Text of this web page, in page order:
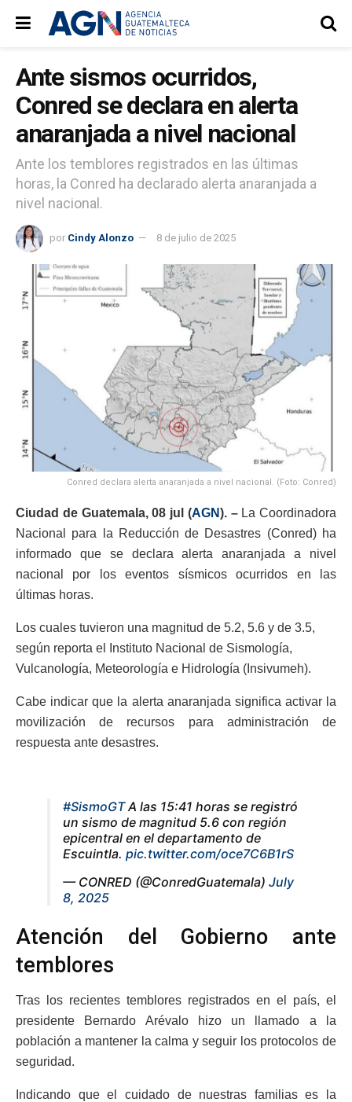
Ante sismos ocurridos,
Conred se declara en alerta
anaranjada a nivel nacional
Ante los temblores registrados en las últimas
horas, la Conred ha declarado alerta anaranjada a
nivel nacional.
por Cindy Alonzo 8 de julio de 2025
Conred declara alerta anaranjada a nivel nacional. (Foto: Conred)
Ciudad de Guatemala, 08 jul (AGN). –La Coordinadora
Nacional para la Reducción de Desastres (Conred) ha
informado que se declara alerta anaranjada a nivel
nacional por los eventos sísmicos ocurridos en las
últimas horas.
Los cuales tuvieron una magnitud de 5.2, 5.6 y de 3.5,
según reporta el Instituto Nacional de Sismología,
Vulcanología, Meteorología e Hidrología (Insivumeh).
Cabe indicar que la alerta anaranjada significa activar la
movilización de recursos para administración de
respuesta ante desastres.
#SismoGTA las 15:41 horas se registró
un sismo de magnitud 5.6 con región
epicentral en el departamento de
Escuintla. pic.twitter.com/oce7C6B1rS
— CONRED (@ConredGuatemala) July
8, 2025
Atención del Gobierno ante
temblores
Tras los recientes temblores registrados en el país, el
presidente Bernardo Arévalo hizo un llamado a la
población a mantener la calma y seguir los protocolos de
seguridad.
Indicando que el cuidado de nuestras familias es la